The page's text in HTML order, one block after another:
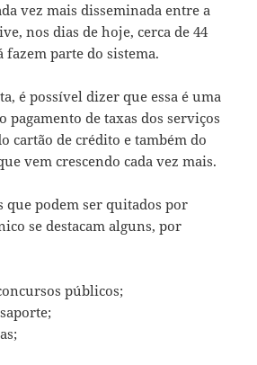
vez mais disseminada entre a
nos dias de hoje, cerca de 44
fazem parte do sistema.
é possível dizer que essa é uma
pagamento de taxas dos serviços
cartão de crédito e também do
vem crescendo cada vez mais.
que podem ser quitados por
se destacam alguns, por
públicos;